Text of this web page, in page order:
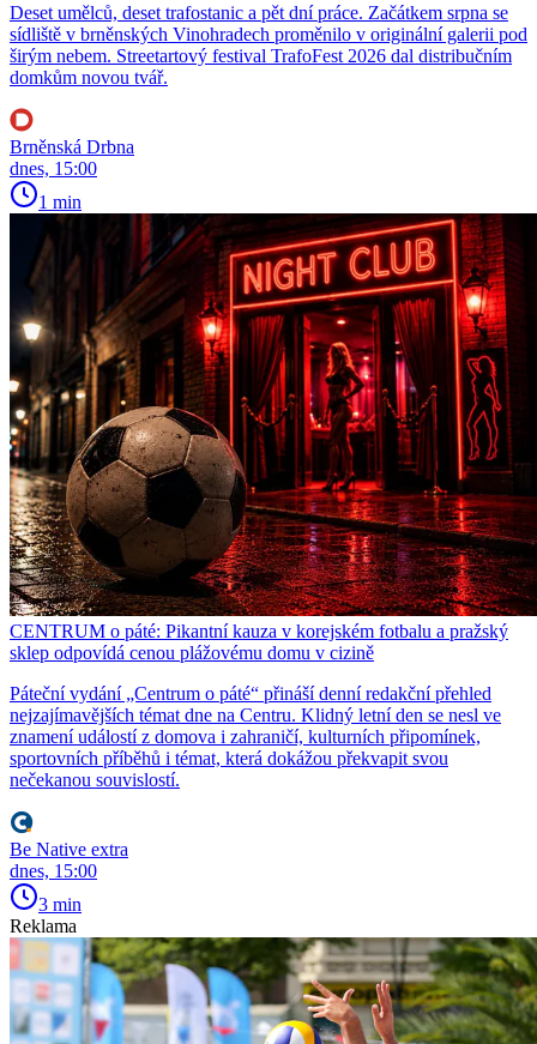
Deset umělců, deset trafostanic a pět dní práce. Začátkem srpna se
sídliště v brněnských Vinohradech proměnilo v originální galerii pod
širým nebem. Streetartový festival TrafoFest 2026 dal distribučním
domkům novou tvář.
Brněnská Drbna
dnes, 15:00
1 min
CENTRUM o páté: Pikantní kauza v korejském fotbalu a pražský
sklep odpovídá cenou plážovému domu v cizině
Páteční vydání „Centrum o páté“ přináší denní redakční přehled
nejzajímavějších témat dne na Centru. Klidný letní den se nesl ve
znamení událostí z domova i zahraničí, kulturních připomínek,
sportovních příběhů i témat, která dokážou překvapit svou
nečekanou souvislostí.
Be Native extra
dnes, 15:00
3 min
Reklama